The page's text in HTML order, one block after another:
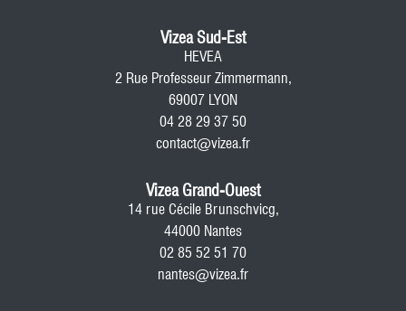
Vizea Sud-Est
HEVEA
2 Rue Professeur Zimmermann,
69007 LYON
04 28 29 37 50
contact@vizea.fr
Vizea Grand-Ouest
14 rue Cécile Brunschvicg,
44000 Nantes
02 85 52 51 70
nantes@vizea.fr